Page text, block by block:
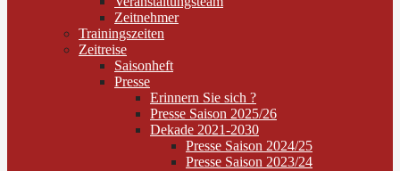
Zeitnehmer
Trainingszeiten
Zeitreise
Saisonheft
Presse
Erinnern Sie sich ?
Presse Saison 2025/26
Dekade 2021-2030
Presse Saison 2024/25
Presse Saison 2023/24